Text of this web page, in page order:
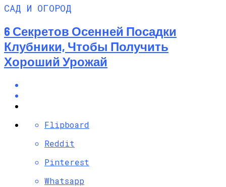
САД И ОГОРОД
6 Секретов Осенней Посадки
Клубники, Чтобы Получить
Хороший Урожай
Flipboard
Reddit
Pinterest
Whatsapp